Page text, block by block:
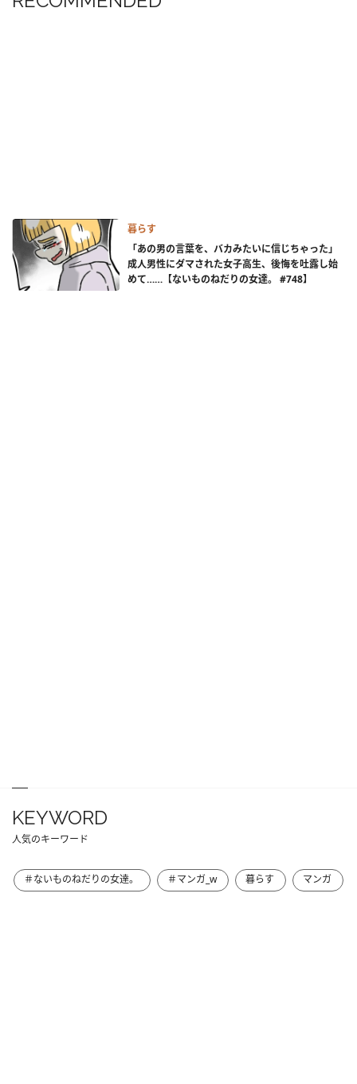
暮らす
「あの男の言葉を、バカみたいに信じちゃった」
成人男性にダマされた女子高生、後悔を吐露し始
めて……【ないものねだりの女達。 #748】
KEYWORD
人気のキーワード
＃ないものねだりの女達。 ＃マンガ_w 暮らす マンガ